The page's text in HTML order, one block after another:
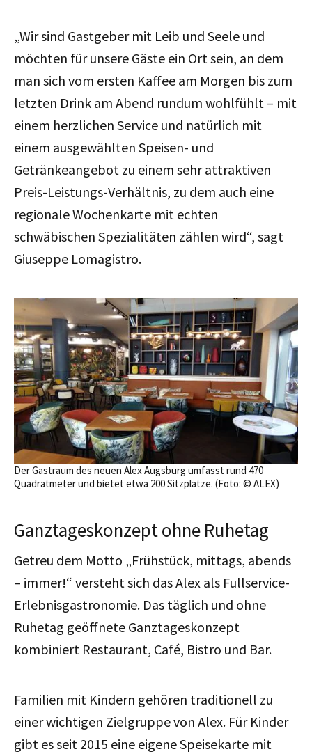
„Wir sind Gastgeber mit Leib und Seele und
möchten für unsere Gäste ein Ort sein, an dem
man sich vom ersten Kaffee am Morgen bis zum
letzten Drink am Abend rundum wohlfühlt – mit
einem herzlichen Service und natürlich mit
einem ausgewählten Speisen- und
Getränkeangebot zu einem sehr attraktiven
Preis-Leistungs-Verhältnis, zu dem auch eine
regionale Wochenkarte mit echten
schwäbischen Spezialitäten zählen wird“, sagt
Giuseppe Lomagistro.
Der Gastraum des neuen Alex Augsburg umfasst rund 470
Quadratmeter und bietet etwa 200 Sitzplätze. (Foto: © ALEX)
Ganztageskonzept ohne Ruhetag
Getreu dem Motto „Frühstück, mittags, abends
– immer!“ versteht sich das Alex als Fullservice-
Erlebnisgastronomie. Das täglich und ohne
Ruhetag geöffnete Ganztageskonzept
kombiniert Restaurant, Café, Bistro und Bar.
Familien mit Kindern gehören traditionell zu
einer wichtigen Zielgruppe von Alex. Für Kinder
gibt es seit 2015 eine eigene Speisekarte mit